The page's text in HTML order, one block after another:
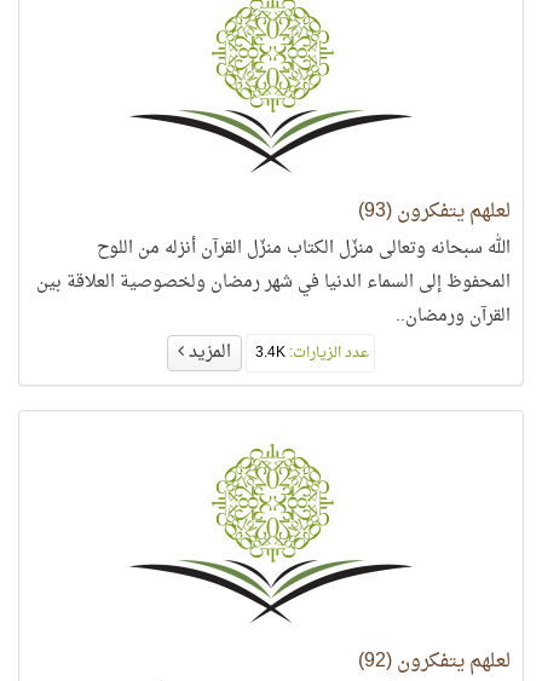
لعلهم يتفكرون (93)
الله سبحانه وتعالى منزّل الكتاب منزّل القرآن أنزله من اللوح
المحفوظ إلى السماء الدنيا في شهر رمضان ولخصوصية العلاقة بين
القرآن ورمضان..
عدد الزيارات: المزيد
لعلهم يتفكرون (92)